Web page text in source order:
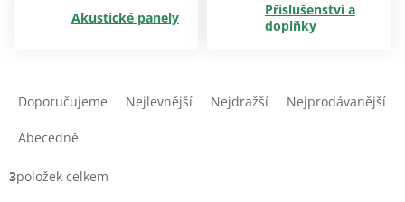
Akustické panely
Příslušenství a
doplňky
í
Doporučujeme Nejlevnější Nejdražší Nejprodávanější
Abecedně
3položek celkem